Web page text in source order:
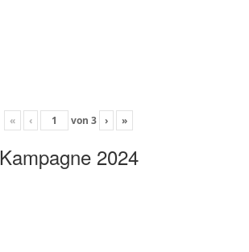
« ‹ von 3 › »
Kampagne 2024